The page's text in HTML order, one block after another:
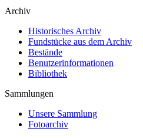
Archiv
Historisches Archiv
Fundstücke aus dem Archiv
Bestände
Benutzerinformationen
Bibliothek
Sammlungen
Unsere Sammlung
Fotoarchiv